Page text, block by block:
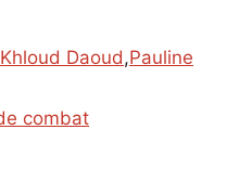
Khloud Daoud,Pauline